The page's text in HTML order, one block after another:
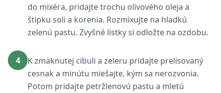
do mixéra, pridajte trochu olivového oleja a
štipku soli a korenia. Rozmixujte na hladkú
zelenú pastu. Zvyšné lístky si odložte na ozdobu.
4
K zmäknutej cibuli a zeleru pridajte prelisovaný
cesnak a minútu miešajte, kým sa nerozvonia.
Potom pridajte petržlenovú pastu a mletú